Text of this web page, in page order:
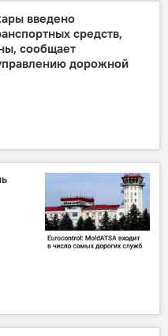
введено
средств,
сообщает
дорожной